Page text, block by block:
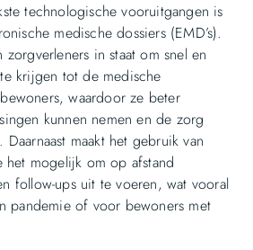
technologische vooruitgangen is
medische dossiers (EMD’s).
zorgverleners in staat om snel en
krijgen tot de medische
waardoor ze beter
kunnen nemen en de zorg
maakt het gebruik van
het mogelijk om op afstand
follow-ups uit te voeren, wat vooral
pandemie of voor bewoners met